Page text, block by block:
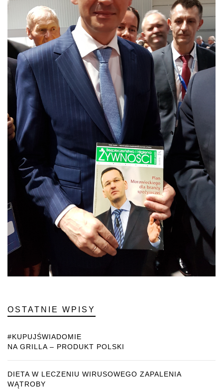
OSTATNIE WPISY
#KUPUJŚWIADOMIE
NA GRILLA – PRODUKT POLSKI
DIETA W LECZENIU WIRUSOWEGO ZAPALENIA
WĄTROBY